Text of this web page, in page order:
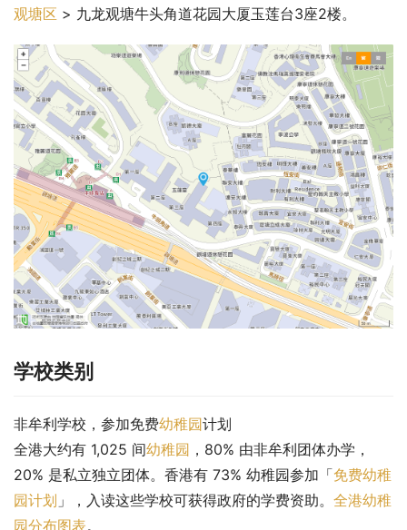
观塘区 > 九龙观塘牛头角道花园大厦玉莲台3座2楼。
学校类别
非牟利学校，参加免费幼稚园计划
全港大约有 1,025 间幼稚园 ，80% 由非牟利团体办学，
20% 是私立独立团体。香港有 73% 幼稚园参加「免费幼稚
园计划 」，入读这些学校可获得政府的学费资助。 全港幼稚
园分布图表。